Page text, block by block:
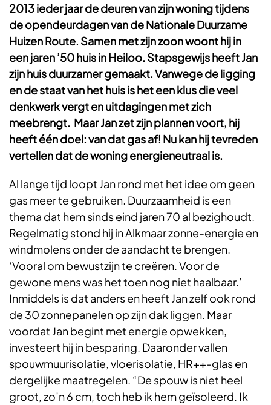
2013 ieder jaar de deuren van zijn woning tijdens
de opendeurdagen van de Nationale Duurzame
Huizen Route. Samen met zijn zoon woont hij in
een jaren ’50 huis in Heiloo. Stapsgewijs heeft Jan
zijn huis duurzamer gemaakt. Vanwege de ligging
en de staat van het huis is het een klus die veel
denkwerk vergt en uitdagingen met zich
meebrengt. Maar Jan zet zijn plannen voort, hij
heeft één doel: van dat gas af! Nu kan hij tevreden
vertellen dat de woning energieneutraal is.
Al lange tijd loopt Jan rond met het idee om geen
gas meer te gebruiken. Duurzaamheid is een
thema dat hem sinds eind jaren 70 al bezighoudt.
Regelmatig stond hij in Alkmaar zonne-energie en
windmolens onder de aandacht te brengen.
‘Vooral om bewustzijn te creëren. Voor de
gewone mens was het toen nog niet haalbaar.’
Inmiddels is dat anders en heeft Jan zelf ook rond
de 30 zonnepanelen op zijn dak liggen. Maar
voordat Jan begint met energie opwekken,
investeert hij in besparing. Daaronder vallen
spouwmuurisolatie, vloerisolatie, HR++-glas en
dergelijke maatregelen. “De spouw is niet heel
groot, zo’n 6 cm, toch heb ik hem geïsoleerd. Ik